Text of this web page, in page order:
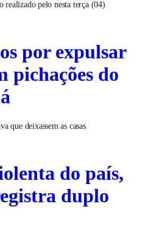
realizado pelo nesta terça (04)
por expulsar
pichações do
que deixassem as casas
do país,
duplo